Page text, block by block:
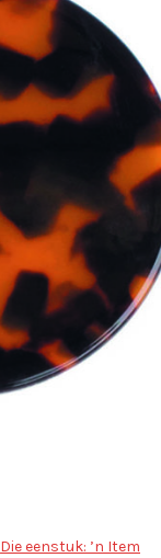
Die eenstuk: ’n Item